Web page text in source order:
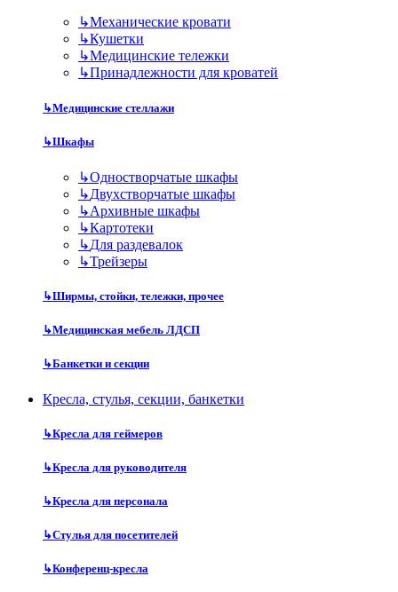
↳Механические кровати
↳Кушетки
↳Медицинские тележки
↳Принадлежности для кроватей
↳Медицинские стеллажи
↳Шкафы
↳Одностворчатые шкафы
↳Двухстворчатые шкафы
↳Архивные шкафы
↳Картотеки
↳Для раздевалок
↳Трейзеры
↳Ширмы, стойки, тележки, прочее
↳Медицинская мебель ЛДСП
↳Банкетки и секции
Кресла, стулья, секции, банкетки
↳Кресла для геймеров
↳Кресла для руководителя
↳Кресла для персонала
↳Стулья для посетителей
↳Конференц-кресла